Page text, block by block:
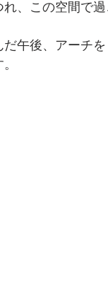
、この空間で
午後、アーチ